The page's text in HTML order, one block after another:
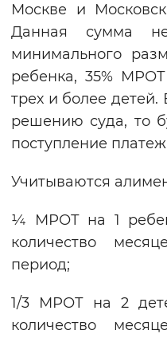
Москве и
Данная сумма
минимального
ребенка, 35%
трех и более
решению суда, то
поступление
Учитываются
¼ МРОТ на 1
количество
период;
1/3 МРОТ на 2
количество